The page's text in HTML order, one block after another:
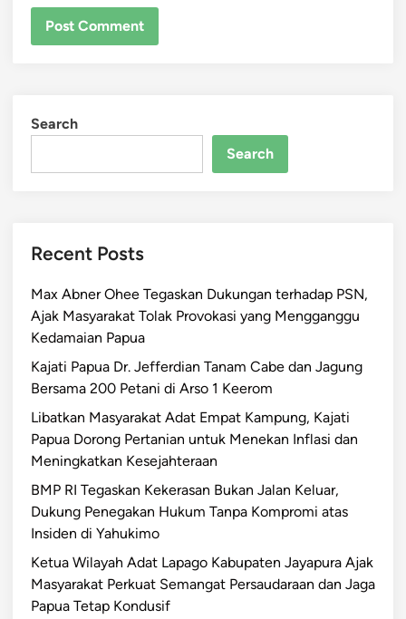
Search
Search
Recent Posts
Max Abner Ohee Tegaskan Dukungan terhadap PSN,
Ajak Masyarakat Tolak Provokasi yang Mengganggu
Kedamaian Papua
Kajati Papua Dr. Jefferdian Tanam Cabe dan Jagung
Bersama 200 Petani di Arso 1 Keerom
Libatkan Masyarakat Adat Empat Kampung, Kajati
Papua Dorong Pertanian untuk Menekan Inflasi dan
Meningkatkan Kesejahteraan
BMP RI Tegaskan Kekerasan Bukan Jalan Keluar,
Dukung Penegakan Hukum Tanpa Kompromi atas
Insiden di Yahukimo
Ketua Wilayah Adat Lapago Kabupaten Jayapura Ajak
Masyarakat Perkuat Semangat Persaudaraan dan Jaga
Papua Tetap Kondusif